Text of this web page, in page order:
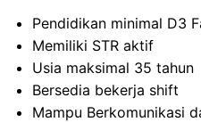
Pendidikan minimal D3
Memiliki STR aktif
Usia maksimal 35 tahun
Bersedia bekerja shift
Mampu Berkomunikasi